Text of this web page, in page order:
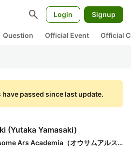
search Login Signup
Question Official Event Official
have passed since last update.
(Yutaka Yamasaki)
セブ島IT留学 - Awesome Ars Academia（オウサムアルスアカデミア）